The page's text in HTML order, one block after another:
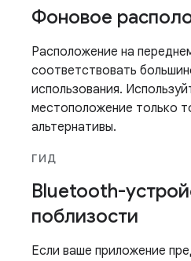
Фоновое
Расположение на
соответствовать
использования.
местоположение только
альтернативы.
ГИД
Bluetooth-
поблизости
Если ваше приложение